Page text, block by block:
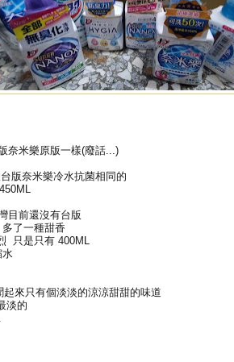
奈米樂原版一樣(廢話...)
版奈米樂冷水抗菌相同的
目前還沒有台版
了一種甜香
只是只有 400ML
來只有個淡淡的涼涼甜甜的味道
淡的